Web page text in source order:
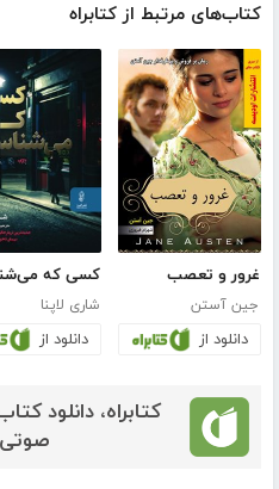
کتاب‌های مرتبط از کتابراه
غرور و تعصب
جین آستن
دانلود از
کسی که
شاری لاپنا
دانلود از
کتابراه، دانلود
صوتی